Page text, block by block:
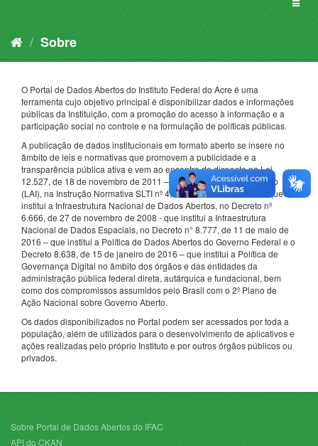
Sobre
O Portal de Dados Abertos do Instituto Federal do Acre é uma
ferramenta cujo objetivo principal é disponibilizar dados e informações
públicas da Instituição, com a promoção do acesso à informação e a
participação social no controle e na formulação de políticas públicas.
A publicação de dados institucionais em formato aberto se insere no
âmbito de leis e normativas que promovem a publicidade e a
transparência pública ativa e vem ao encontro do disposto na Lei
12.527, de 18 de novembro de 2011 – Lei de Acesso à Informação
(LAI), na Instrução Normativa SLTI nº 4, de 13 de abril de 2012 - que
institui a Infraestrutura Nacional de Dados Abertos, no Decreto nº
6.666, de 27 de novembro de 2008 - que institui a Infraestrutura
Nacional de Dados Espaciais, no Decreto n° 8.777, de 11 de maio de
2016 – que institui a Política de Dados Abertos do Governo Federal e o
Decreto 8.638, de 15 de janeiro de 2016 – que institui a Política de
Governança Digital no âmbito dos órgãos e das entidades da
administração pública federal direta, autárquica e fundacional, bem
como dos compromissos assumidos pelo Brasil com o 2º Plano de
Ação Nacional sobre Governo Aberto.
Os dados disponibilizados no Portal podem ser acessados por toda a
população, além de utilizados para o desenvolvimento de aplicativos e
ações realizadas pelo próprio Instituto e por outros órgãos públicos ou
privados.
Sobre Portal de Dados Abertos do IFAC
API do CKAN